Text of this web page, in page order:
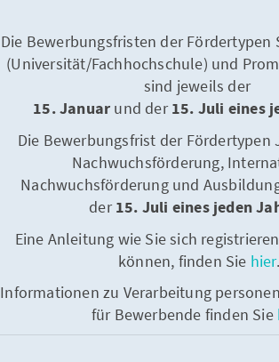
Die Bewerbungsfristen der
(Universität/Fachhochschule) und
sind jeweils der
15. Januar und der15. Juli eines
Die Bewerbungsfrist der Fördertypen
Nachwuchsförderung,
Nachwuchsförderung und
der15. Juli eines jeden
Eine Anleitung wie Sie sich
können, finden Sie hier.
Informationen zu Verarbeitung
für Bewerbende finden Sie